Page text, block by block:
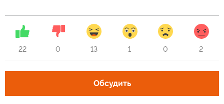
22 0 13 1 0 2
Обсудить